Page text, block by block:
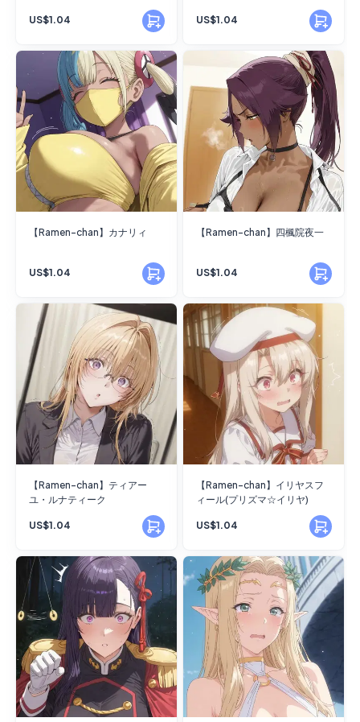
US$1.04 US$1.04
【Ramen-chan】カナリィ
US$1.04
【Ramen-chan】四楓院夜一
US$1.04
【Ramen-chan】ティアー
ユ・ルナティーク
US$1.04
【Ramen-chan】イリヤスフ
ィール(プリズマ☆イリヤ)
US$1.04